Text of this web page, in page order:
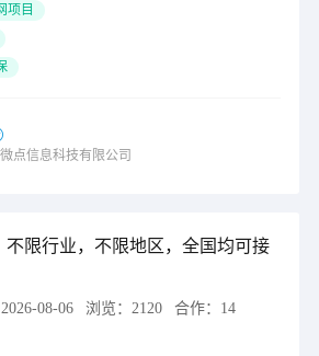
项目
点信息科技有限公司
不限行业，不限地区，全国均可接
2026-08-06 浏览： 2120 合作： 14